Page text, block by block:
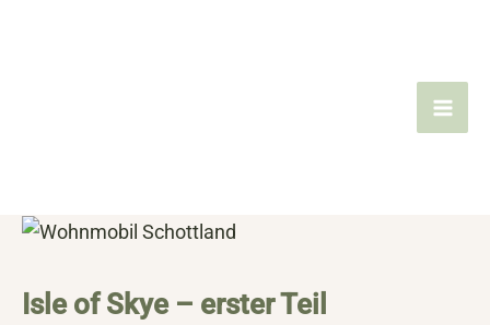
Isle of Skye – erster Teil